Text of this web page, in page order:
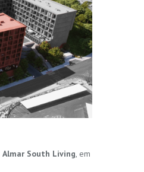
Almar South Living, em